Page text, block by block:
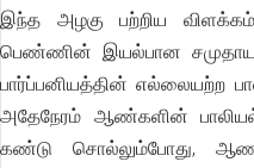
இந்த அழகு பற்றிய
பெண்ணின் இயல்பான
பார்ப்பனியத்தின் எல்லையற்ற
அதேநேரம் ஆண்களின்
கண்டு சொல்லும்போது,